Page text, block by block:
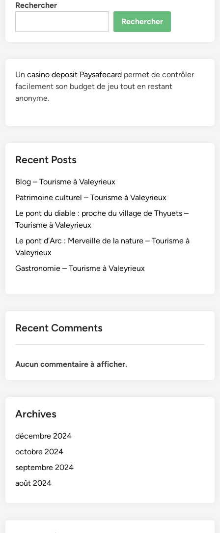
Rechercher
Rechercher
Uncasino deposit Paysafecard permet de contrôler
facilement son budget de jeu tout en restant
anonyme.
Recent Posts
Blog – Tourisme à Valeyrieux
Patrimoine culturel – Tourisme à Valeyrieux
Le pont du diable : proche du village de Thyuets –
Tourisme à Valeyrieux
Le pont d'Arc : Merveille de la nature – Tourisme à
Valeyrieux
Gastronomie – Tourisme à Valeyrieux
Recent Comments
Aucun commentaire à afficher.
Archives
décembre 2024
octobre 2024
septembre 2024
août 2024